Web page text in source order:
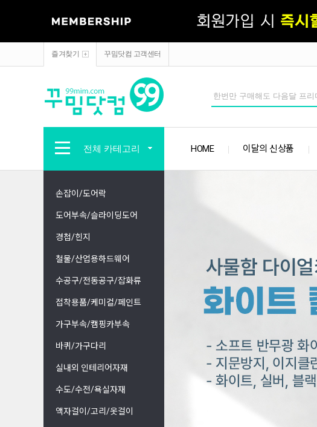
즐겨찾기 꾸밈닷컴 고객센터
전체 카테고리 HOME 이달의 신상품
손잡이/도어락
도어부속/슬라이딩도어
경첩/힌지
철물/산업용하드웨어
수공구/전동공구/잡화류
접착용품/케미컬/페인트
가구부속/캠핑카부속
바퀴/가구다리
실내외 인테리어자재
수도/수전/욕실자재
액자걸이/고리/옷걸이